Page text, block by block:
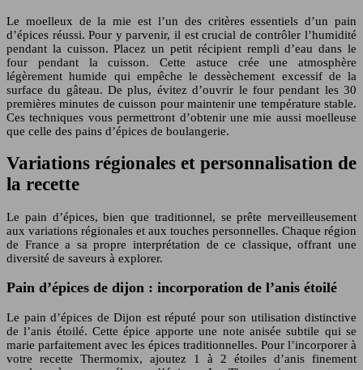
Le moelleux de la mie est l’un des critères essentiels d’un pain
d’épices réussi. Pour y parvenir, il est crucial de contrôler l’humidité
pendant la cuisson. Placez un petit récipient rempli d’eau dans le
four pendant la cuisson. Cette astuce crée une atmosphère
légèrement humide qui empêche le dessèchement excessif de la
surface du gâteau. De plus, évitez d’ouvrir le four pendant les 30
premières minutes de cuisson pour maintenir une température stable.
Ces techniques vous permettront d’obtenir une mie aussi moelleuse
que celle des pains d’épices de boulangerie.
Variations régionales et personnalisation de
la recette
Le pain d’épices, bien que traditionnel, se prête merveilleusement
aux variations régionales et aux touches personnelles. Chaque région
de France a sa propre interprétation de ce classique, offrant une
diversité de saveurs à explorer.
Pain d’épices de dijon : incorporation de l’anis étoilé
Le pain d’épices de Dijon est réputé pour son utilisation distinctive
de l’anis étoilé. Cette épice apporte une note anisée subtile qui se
marie parfaitement avec les épices traditionnelles. Pour l’incorporer à
votre recette Thermomix, ajoutez 1 à 2 étoiles d’anis finement